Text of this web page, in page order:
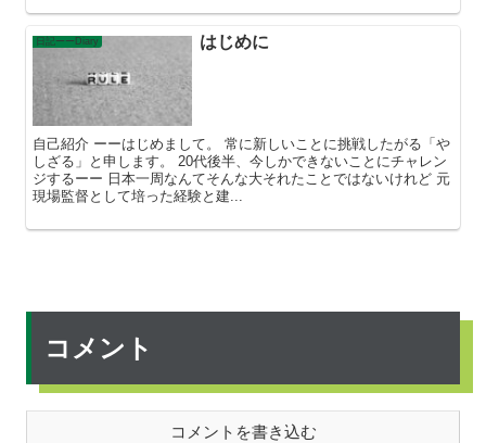
日記ーーDiary はじめに
自己紹介 ーーはじめまして。 常に新しいことに挑戦したがる「や
しざる」と申します。 20代後半、今しかできないことにチャレン
ジするーー 日本一周なんてそんな大それたことではないけれど 元
現場監督として培った経験と建...
コメント
コメントを書き込む